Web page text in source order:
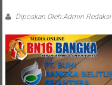
Diposkan Oleh:Admin Redaksi